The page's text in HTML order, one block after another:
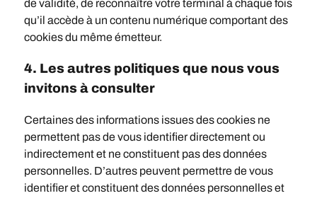
de validité, de reconnaître votre terminal à chaque fois
qu’il accède à un contenu numérique comportant des
cookies du même émetteur.
4. Les autres politiques que nous vous
invitons à consulter
Certaines des informations issues des cookies ne
permettent pas de vous identifier directement ou
indirectement et ne constituent pas des données
personnelles. D’autres peuvent permettre de vous
identifier et constituent des données personnelles et